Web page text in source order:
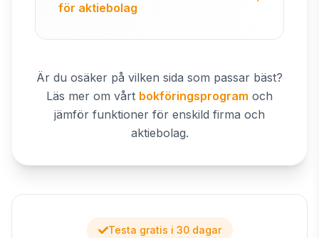
för aktiebolag
Är du osäker på vilken sida som passar bäst?
Läs mer om vårt bokföringsprogram och
jämför funktioner för enskild firma och
aktiebolag.
Testa gratis i 30 dagar